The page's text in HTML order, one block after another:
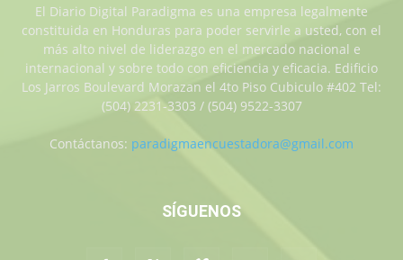
El Diario Digital Paradigma es una empresa legalmente
constituida en Honduras para poder servirle a usted, con el
más alto nivel de liderazgo en el mercado nacional e
internacional y sobre todo con eficiencia y eficacia. Edificio
Los Jarros Boulevard Morazan el 4to Piso Cubiculo #402 Tel:
(504) 2231-3303 / (504) 9522-3307
Contáctanos: paradigmaencuestadora@gmail.com
SÍGUENOS